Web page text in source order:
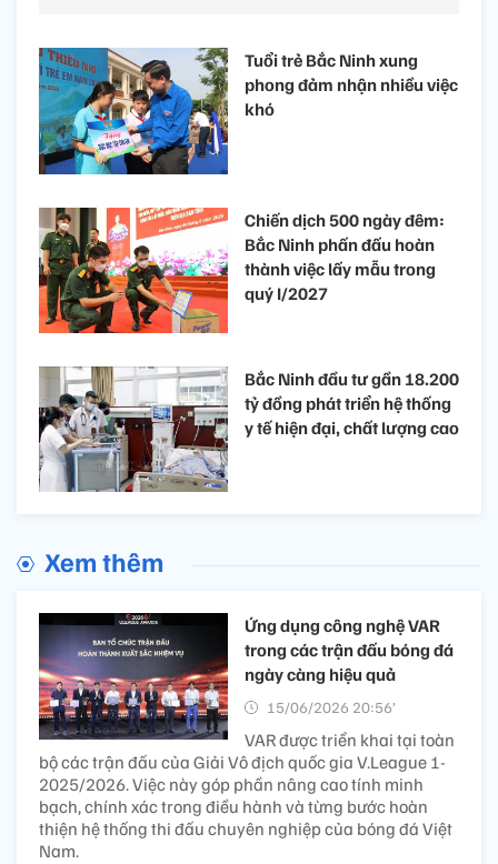
Tuổi trẻ Bắc Ninh xung
phong đảm nhận nhiều việc
khó
Chiến dịch 500 ngày đêm:
Bắc Ninh phấn đấu hoàn
thành việc lấy mẫu trong
quý I/2027
Bắc Ninh đầu tư gần 18.200
tỷ đồng phát triển hệ thống
y tế hiện đại, chất lượng cao
Xem thêm
Ứng dụng công nghệ VAR
trong các trận đấu bóng đá
ngày càng hiệu quả
15/06/2026 20:56’
VAR được triển khai tại toàn
bộ các trận đấu của Giải Vô địch quốc gia V.League 1-
2025/2026. Việc này góp phần nâng cao tính minh
bạch, chính xác trong điều hành và từng bước hoàn
thiện hệ thống thi đấu chuyên nghiệp của bóng đá Việt
Nam.